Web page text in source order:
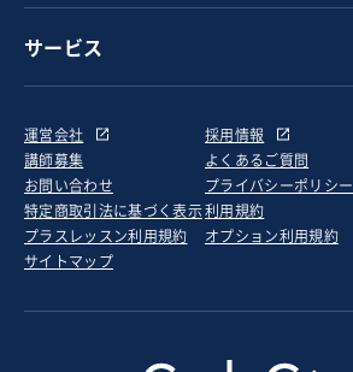
サービス
運営会社
採用情報
講師募集
よくあるご質問
お問い合わせ
プライバシーポリシー
特定商取引法に基づく表示利用規約
プラスレッスン利用規約
オプション利用規約
サイトマップ